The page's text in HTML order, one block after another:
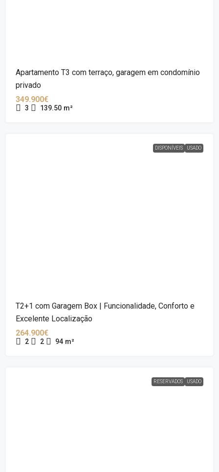
Apartamento T3 com terraço, garagem em condomínio
privado
349.900€
3 139.50 m²
DISPONÍVEIS USADO
T2+1 com Garagem Box | Funcionalidade, Conforto e
Excelente Localização
264.900€
2 2 94 m²
RESERVADOS USADO